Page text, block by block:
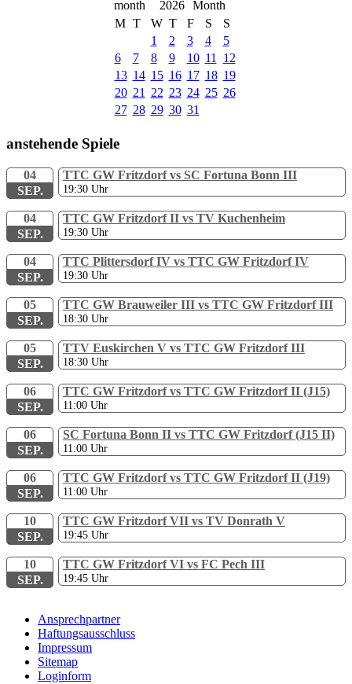
2026
M T W T F S
S
1
2 3 4
5
6
7 8 9 10 11
12
13 14 15 16 17 18 19
20 21 22 23 24 25 26
27 28 29 30 31
anstehende Spiele
04
SEP.
TTC GW Fritzdorf vs SC Fortuna Bonn III
19:30 Uhr
04
SEP.
TTC GW Fritzdorf II vs TV Kuchenheim
19:30 Uhr
04
SEP.
TTC Plittersdorf IV vs TTC GW Fritzdorf IV
19:30 Uhr
05
SEP.
TTC GW Brauweiler III vs TTC GW Fritzdorf III
18:30 Uhr
05
SEP.
TTV Euskirchen V vs TTC GW Fritzdorf III
18:30 Uhr
06
SEP.
TTC GW Fritzdorf vs TTC GW Fritzdorf II (J15)
11:00 Uhr
06
SEP.
SC Fortuna Bonn II vs TTC GW Fritzdorf (J15 II)
11:00 Uhr
06
SEP.
TTC GW Fritzdorf vs TTC GW Fritzdorf II (J19)
11:00 Uhr
10
SEP.
TTC GW Fritzdorf VII vs TV Donrath V
19:45 Uhr
10
SEP.
TTC GW Fritzdorf VI vs FC Pech III
19:45 Uhr
Ansprechpartner
Haftungsausschluss
Impressum
Sitemap
Loginform